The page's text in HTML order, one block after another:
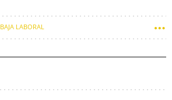
BAJA LABORAL